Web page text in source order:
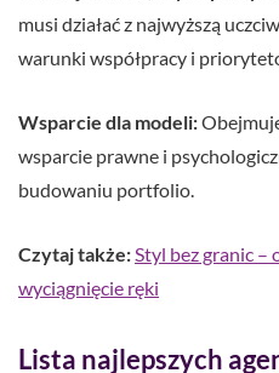
musi działać z najwyższą
warunki współpracy i
Wsparcie dla modeli:
wsparcie prawne i
budowaniu portfolio.
Czytaj także:Styl bez granic –
wyciągnięcie ręki
Lista najlepszych